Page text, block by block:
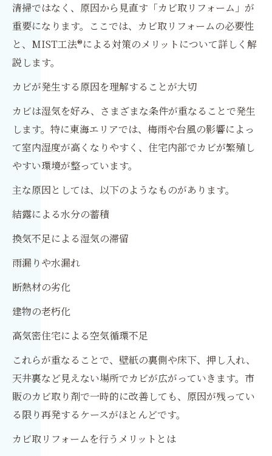
清掃ではなく、原因から見直す「カビ取リフォーム」が
重要になります。ここでは、カビ取リフォームの必要性
と、MIST工法®による対策のメリットについて詳しく解
説します。
カビが発生する原因を理解することが大切
カビは湿気を好み、さまざまな条件が重なることで発生
します。特に東海エリアでは、梅雨や台風の影響によっ
て室内湿度が高くなりやすく、住宅内部でカビが繁殖し
やすい環境が整っています。
主な原因としては、以下のようなものがあります。
結露による水分の蓄積
換気不足による湿気の滞留
雨漏りや水漏れ
断熱材の劣化
建物の老朽化
高気密住宅による空気循環不足
これらが重なることで、壁紙の裏側や床下、押し入れ、
天井裏など見えない場所でカビが広がっていきます。市
販のカビ取り剤で一時的に改善しても、原因が残ってい
る限り再発するケースがほとんどです。
カビ取リフォームを行うメリットとは